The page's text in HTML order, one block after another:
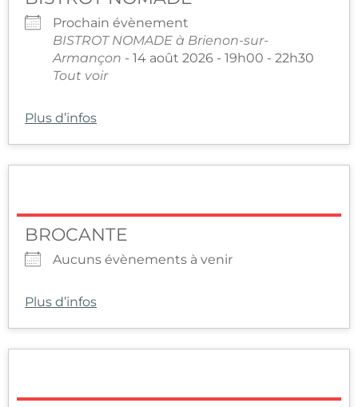
Prochain évènement
BISTROT NOMADE à Brienon-sur-
Armançon - 14 août 2026 - 19h00 - 22h30
Tout voir
Plus d’infos
BROCANTE
Aucuns évènements à venir
Plus d’infos